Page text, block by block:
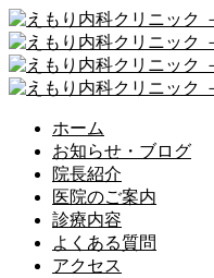
ホーム
お知らせ・ブログ
院長紹介
医院のご案内
診療内容
よくある質問
アクセス